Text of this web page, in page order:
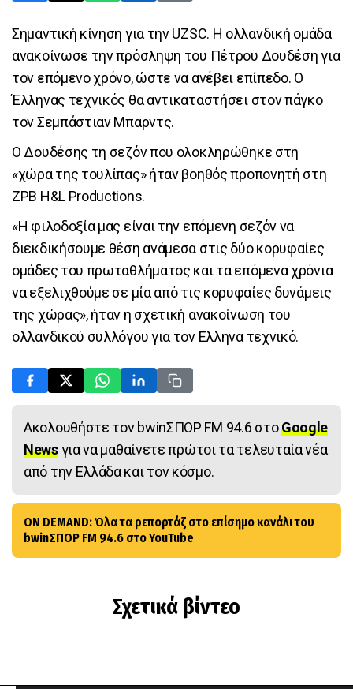
Σημαντική κίνηση για την UZSC. Η ολλανδική ομάδα
ανακοίνωσε την πρόσληψη του Πέτρου Δουδέση για
τον επόμενο χρόνο, ώστε να ανέβει επίπεδο. Ο
Έλληνας τεχνικός θα αντικαταστήσει στον πάγκο
τον Σεμπάστιαν Μπαρντς.
Ο Δουδέσης τη σεζόν που ολοκληρώθηκε στη
«χώρα της τουλίπας» ήταν βοηθός προπονητή στη
ZPB H&L Productions.
«Η φιλοδοξία μας είναι την επόμενη σεζόν να
διεκδικήσουμε θέση ανάμεσα στις δύο κορυφαίες
ομάδες του πρωταθλήματος και τα επόμενα χρόνια
να εξελιχθούμε σε μία από τις κορυφαίες δυνάμεις
της χώρας», ήταν η σχετική ανακοίνωση του
ολλανδικού συλλόγου για τον Ελληνα τεχνικό.
Ακολουθήστε τον bwinΣΠΟΡ FM 94.6 στοGoogle
Newsγια να μαθαίνετε πρώτοι τα τελευταία νέα
από την Ελλάδα και τον κόσμο.
ON DEMAND: Όλα τα ρεπορτάζ στο επίσημο κανάλι του
bwinΣΠΟΡ FM 94.6 στο YouTube
Σχετικά βίντεο